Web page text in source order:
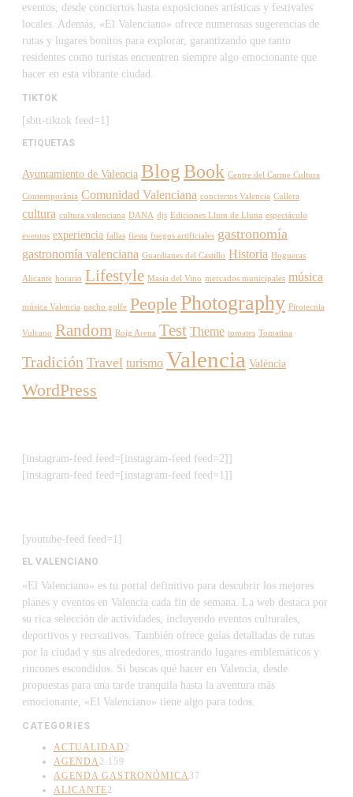
eventos, desde conciertos hasta exposiciones artísticas y festivales
locales. Además, «El Valenciano» ofrece numerosas sugerencias de
rutas y lugares bonitos para explorar, garantizando que tanto
residentes como turistas encuentren siempre algo emocionante que
hacer en esta vibrante ciudad.
TIKTOK
[sbtt-tiktok feed=1]
ETIQUETAS
Ayuntamiento de Valencia BlogBook Centre del Carme Cultura
Contemporània Comunidad Valenciana conciertos Valencia Cullera
cultura cultura valenciana DANA djs Ediciones Llum de Lluna espectáculo
eventos experiencia fallas fiesta fuegos artificiales gastronomía
gastronomía valenciana Guardianes del Castillo Historia Hogueras
Alicante horario Lifestyle Masía del Vino mercados municipales música
música Valencia nacho golfe People Photography Pirotecnia
Vulcano Random Roig Arena Test Theme tomates Tomatina
Tradición Travel turismo Valencia València
WordPress
[instagram-feed feed=[instagram-feed feed=2]]
[instagram-feed feed=[instagram-feed feed=1]]
[youtube-feed feed=1]
EL VALENCIANO
«El Valenciano» es tu portal definitivo para descubrir los mejores
planes y eventos en Valencia cada fin de semana. La web destaca por
su rica selección de actividades, incluyendo eventos culturales,
deportivos y recreativos. También ofrece guías detalladas de rutas
por la ciudad y sus alrededores, mostrando lugares emblemáticos y
rincones escondidos. Si buscas qué hacer en Valencia, desde
propuestas para una tarde tranquila hasta la aventura más
emocionante, «El Valenciano» tiene algo para todos.
CATEGORIES
ACTUALIDAD 2
AGENDA2.159
AGENDA GASTRONÓMICA37
ALICANTE2